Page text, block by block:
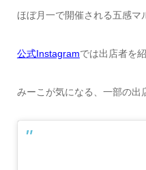
ほぼ月一で開催される五感マ
公式Instagramでは出店者を紹
みーこが気になる、一部の